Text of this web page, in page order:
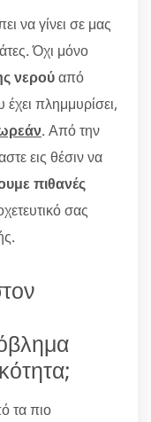
να γίνει σε μας
Όχι μόνο
νερούαπό
πλημμυρίσει,
. Από την
εις θέσιν να
πιθανές
σας
τα πιο